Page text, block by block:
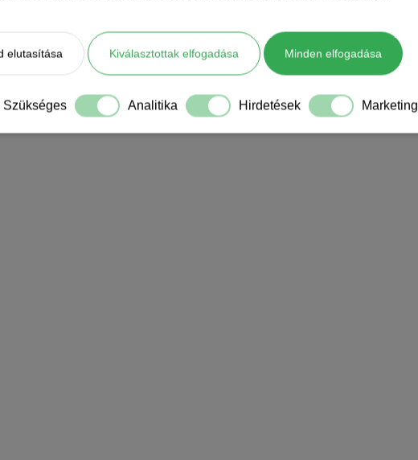
elutasítása Kiválasztottak elfogadása Minden elfogadása
Szükséges Analitika Hirdetések Marketing